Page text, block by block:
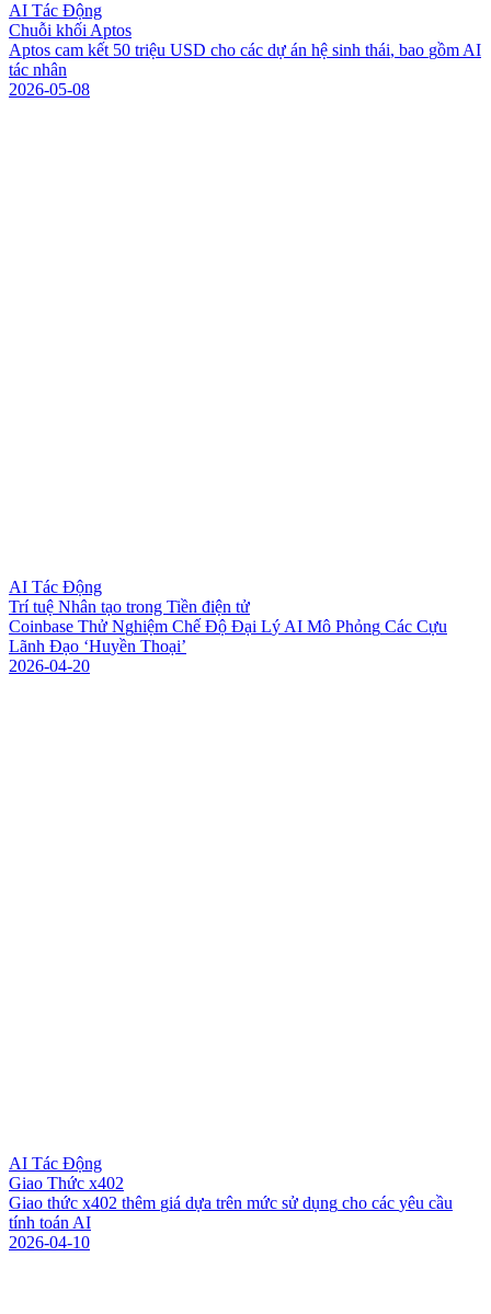
AI Tác Động
Chuỗi khối Aptos
Aptos cam kết 50 triệu USD cho các dự án hệ sinh thái, bao gồm AI
tác nhân
2026-05-08
AI Tác Động
Trí tuệ Nhân tạo trong Tiền điện tử
Coinbase Thử Nghiệm Chế Độ Đại Lý AI Mô Phỏng Các Cựu
Lãnh Đạo ‘Huyền Thoại’
2026-04-20
AI Tác Động
Giao Thức x402
Giao thức x402 thêm giá dựa trên mức sử dụng cho các yêu cầu
tính toán AI
2026-04-10